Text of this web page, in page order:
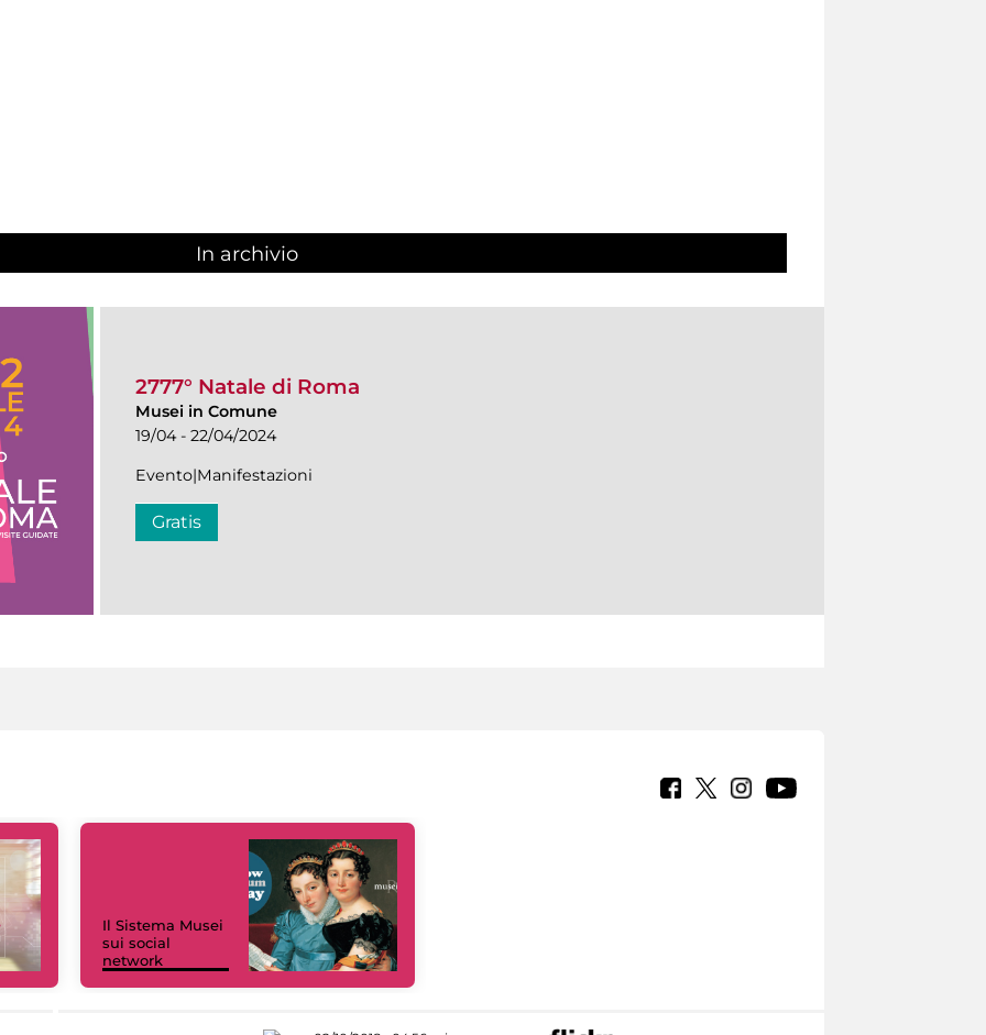
In archivio
2777° Natale di Roma
Musei in Comune
19/04 - 22/04/2024
Evento|Manifestazioni
Gratis
Il Sistema Musei
sui social
network